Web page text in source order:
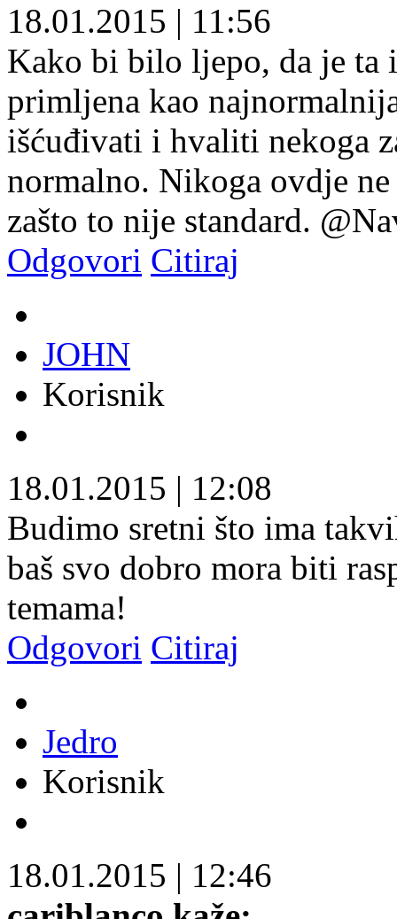
18.01.2015 | 11:56
Kako bi bilo ljepo, da je ta
primljena kao
išćuđivati i hvaliti nekoga
normalno. Nikoga ovdje
zašto to nije standard.
Odgovori Citiraj
JOHN
Korisnik
18.01.2015 | 12:08
Budimo sretni što ima
baš svo dobro mora biti
temama!
Odgovori Citiraj
Jedro
Korisnik
18.01.2015 | 12:46